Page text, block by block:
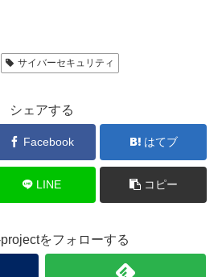
サイバーセキュリティ
シェアする
Facebook はてブ
LINE コピー
をフォローする